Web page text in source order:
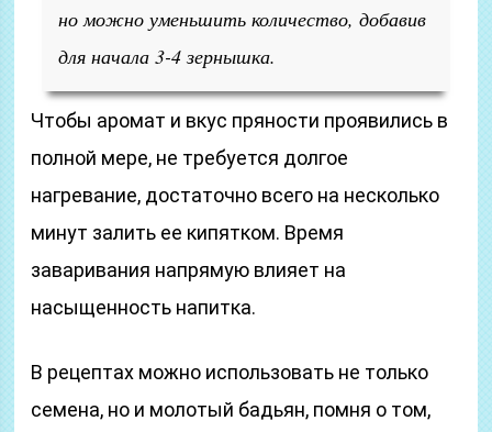
но можно уменьшить количество, добавив
для начала 3-4 зернышка.
Чтобы аромат и вкус пряности проявились в
полной мере, не требуется долгое
нагревание, достаточно всего на несколько
минут залить ее кипятком. Время
заваривания напрямую влияет на
насыщенность напитка.
В рецептах можно использовать не только
семена, но и молотый бадьян, помня о том,